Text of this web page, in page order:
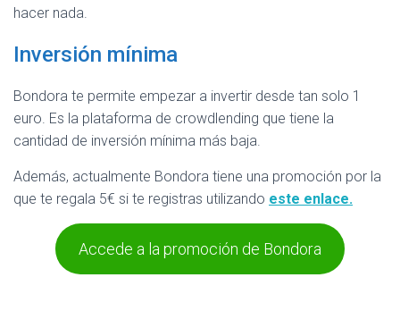
hacer nada.
Inversión mínima
Bondora te permite empezar a invertir desde tan solo 1
euro. Es la plataforma de crowdlending que tiene la
cantidad de inversión mínima más baja.
Además, actualmente Bondora tiene una promoción por la
que te regala 5€ si te registras utilizando este enlace.
Accede a la promoción de Bondora